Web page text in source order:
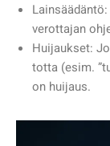
verottajan
Huijaukset:
totta (esim.
on huijaus.